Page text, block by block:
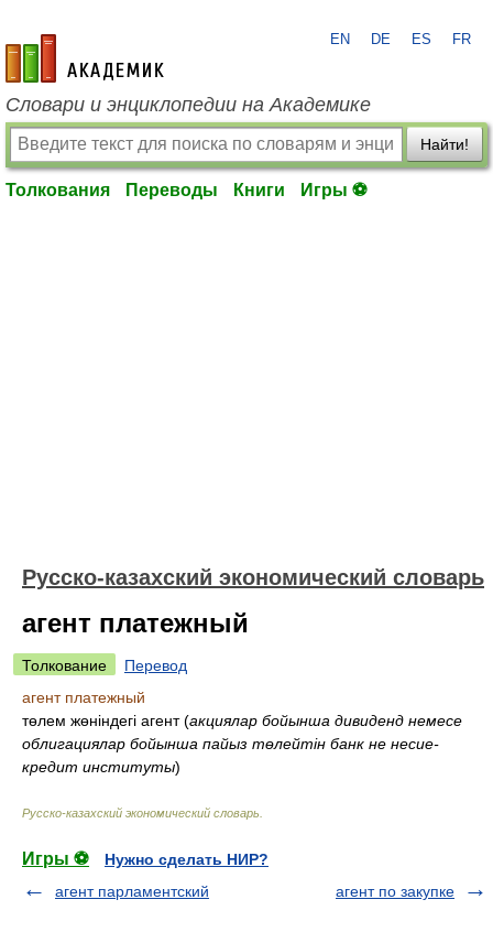
academic.ru
EN DE ES FR
Словари и энциклопедии на Академике
Найти!
Толкования Переводы Книги Игры ⚽
Русско-казахский экономический словарь
агент платежный
Толкование
Перевод
агент платежный
төлем жөніндегі агент(акциялар бойынша дивиденд немесе
облигациялар бойынша пайыз төлейтін банк не несие-
кредит институты)
Русско-казахский экономический словарь
Игры ⚽
Нужно сделать НИР?
агент парламентский
агент по закупке